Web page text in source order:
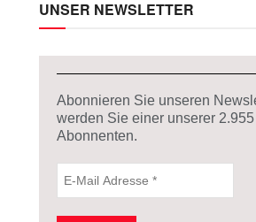
UNSER NEWSLETTER
Abonnieren Sie unseren
werden Sie einer unserer 2.955
Abonnenten.